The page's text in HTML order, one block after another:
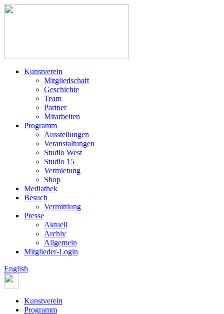
Kunstverein
Mitgliedschaft
Geschichte
Team
Partner
Mitarbeiten
Programm
Ausstellungen
Veranstaltungen
Studio West
Studio 15
Vermietung
Shop
Mediathek
Besuch
Vermittlung
Presse
Aktuell
Archiv
Allgemein
Mitglieder-Login
English
Kunstverein
Programm